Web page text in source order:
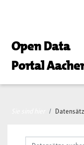
Open Data
Portal